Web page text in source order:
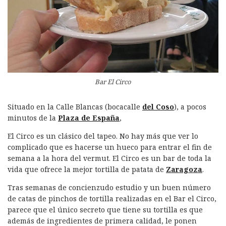
Bar El Circo
Situado en la Calle Blancas (bocacalle del Coso), a pocos
minutos de la Plaza de España,
El Circo es un clásico del tapeo. No hay más que ver lo
complicado que es hacerse un hueco para entrar el fin de
semana a la hora del vermut. El Circo es un bar de toda la
vida que ofrece la mejor tortilla de patata de Zaragoza.
Tras semanas de concienzudo estudio y un buen número
de catas de pinchos de tortilla realizadas en el Bar el Circo,
parece que el único secreto que tiene su tortilla es que
además de ingredientes de primera calidad, le ponen